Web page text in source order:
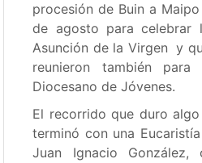
procesión de Buin a
de agosto para celebrar
Asunción de la Virgen y
reunieron también
Diocesano de Jóvenes.
El recorrido que duro
terminó con una
Juan Ignacio